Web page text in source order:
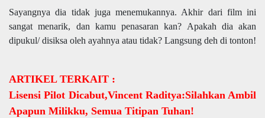
Sayangnya dia tidak juga menemukannya. Akhir dari film ini
sangat menarik, dan kamu penasaran kan? Apakah dia akan
dipukul/ disiksa oleh ayahnya atau tidak? Langsung deh di tonton!
ARTIKEL TERKAIT :
Lisensi Pilot Dicabut,Vincent Raditya:Silahkan Ambil
Apapun Milikku, Semua Titipan Tuhan!